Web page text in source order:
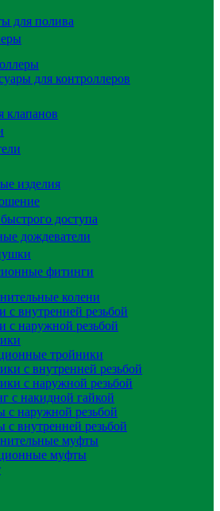
для полива
для контроллеров
клапанов
изделия
доступа
дождеватели
фитинги
колени
с внутренней резьбой
с наружной резьбой
тройники
с внутренней резьбой
с наружной резьбой
с накидной гайкой
наружной резьбой
внутренней резьбой
муфты
муфты